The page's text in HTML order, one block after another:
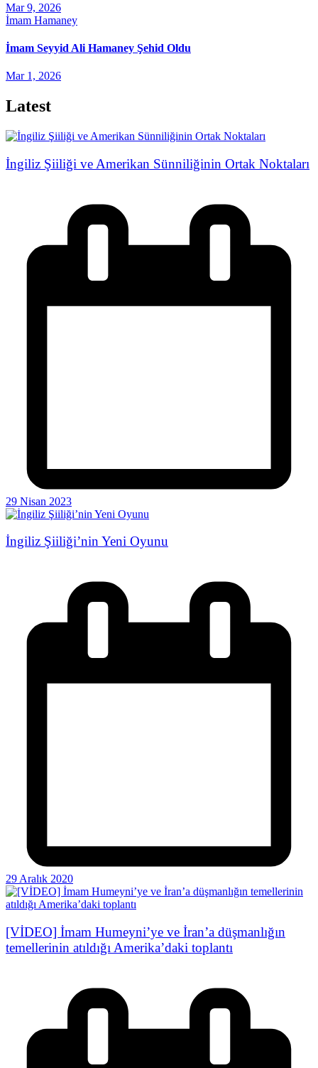
Mar 9, 2026
İmam Hamaney
İmam Seyyid Ali Hamaney Şehid Oldu
Mar 1, 2026
Latest
İngiliz Şiiliği ve Amerikan Sünniliğinin Ortak Noktaları
29 Nisan 2023
İngiliz Şiiliği’nin Yeni Oyunu
29 Aralık 2020
[VİDEO] İmam Humeyni’ye ve İran’a düşmanlığın
temellerinin atıldığı Amerika’daki toplantı